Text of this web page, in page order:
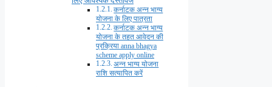
कर्नाटक अन्न भाग्य
योजना के लिए पात्रता
कर्नाटक अन्न भाग्य
योजना के तहत आवेदन की
प्रक्रिया anna bhagya
scheme apply online
अन्न भाग्य योजना
राशि सत्यापित करें